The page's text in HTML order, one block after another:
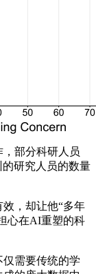
部分科研人员
研究人员的数量
，却让他“多年
心在AI重塑的科
需要传统的学